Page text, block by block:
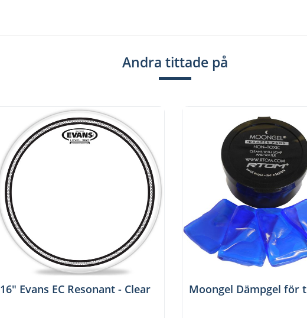
Andra tittade på
16" Evans EC Resonant - Clear Moongel Dämpgel för